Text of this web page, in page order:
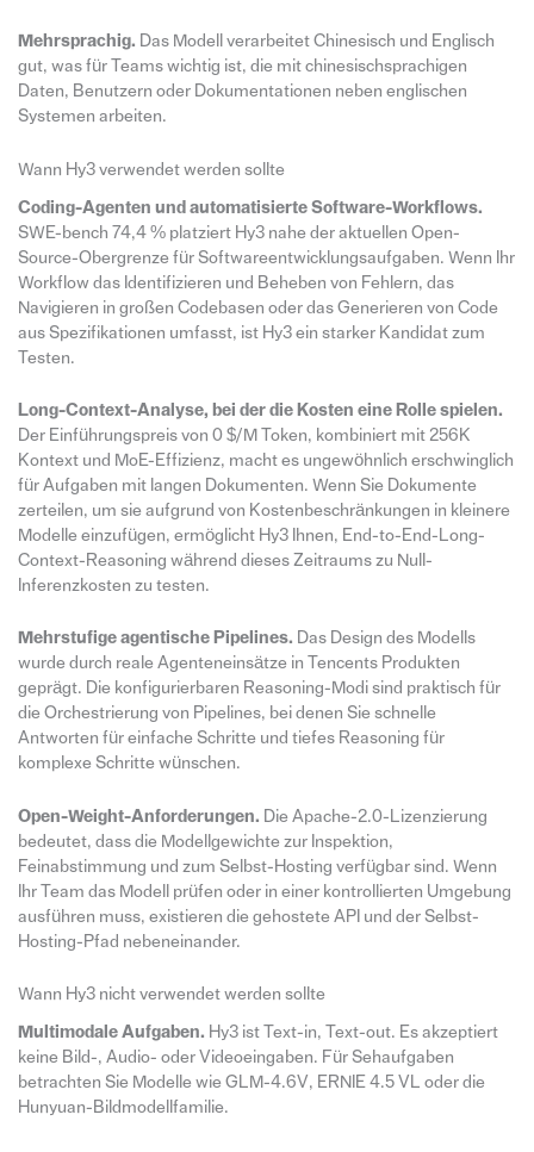
Mehrsprachig. Das Modell verarbeitet Chinesisch und Englisch
gut, was für Teams wichtig ist, die mit chinesischsprachigen
Daten, Benutzern oder Dokumentationen neben englischen
Systemen arbeiten.
Wann Hy3 verwendet werden sollte
Coding-Agenten und automatisierte Software-Workflows.
SWE-bench 74,4 % platziert Hy3 nahe der aktuellen Open-
Source-Obergrenze für Softwareentwicklungsaufgaben. Wenn Ihr
Workflow das Identifizieren und Beheben von Fehlern, das
Navigieren in großen Codebasen oder das Generieren von Code
aus Spezifikationen umfasst, ist Hy3 ein starker Kandidat zum
Testen.
Long-Context-Analyse, bei der die Kosten eine Rolle spielen.
Der Einführungspreis von 0 $/M Token, kombiniert mit 256K
Kontext und MoE-Effizienz, macht es ungewöhnlich erschwinglich
für Aufgaben mit langen Dokumenten. Wenn Sie Dokumente
zerteilen, um sie aufgrund von Kostenbeschränkungen in kleinere
Modelle einzufügen, ermöglicht Hy3 Ihnen, End-to-End-Long-
Context-Reasoning während dieses Zeitraums zu Null-
Inferenzkosten zu testen.
Mehrstufige agentische Pipelines. Das Design des Modells
wurde durch reale Agenteneinsätze in Tencents Produkten
geprägt. Die konfigurierbaren Reasoning-Modi sind praktisch für
die Orchestrierung von Pipelines, bei denen Sie schnelle
Antworten für einfache Schritte und tiefes Reasoning für
komplexe Schritte wünschen.
Open-Weight-Anforderungen. Die Apache-2.0-Lizenzierung
bedeutet, dass die Modellgewichte zur Inspektion,
Feinabstimmung und zum Selbst-Hosting verfügbar sind. Wenn
Ihr Team das Modell prüfen oder in einer kontrollierten Umgebung
ausführen muss, existieren die gehostete API und der Selbst-
Hosting-Pfad nebeneinander.
Wann Hy3 nicht verwendet werden sollte
Multimodale Aufgaben. Hy3 ist Text-in, Text-out. Es akzeptiert
keine Bild-, Audio- oder Videoeingaben. Für Sehaufgaben
betrachten Sie Modelle wie GLM-4.6V, ERNIE 4.5 VL oder die
Hunyuan-Bildmodellfamilie.